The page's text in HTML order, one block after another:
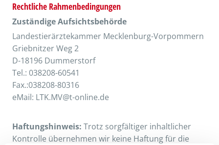
Rechtliche Rahmenbedingungen
Zuständige Aufsichtsbehörde
Landestierärztekammer Mecklenburg-Vorpommern
Griebnitzer Weg 2
D-18196 Dummerstorf
Tel.: 038208-60541
Fax.:038208-80316
eMail: LTK.MV@t-online.de
Haftungshinweis: Trotz sorgfältiger inhaltlicher
Kontrolle übernehmen wir keine Haftung für die